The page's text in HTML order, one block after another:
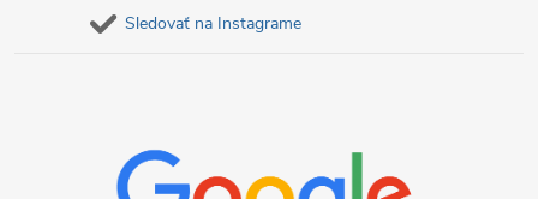
Sledovať na Instagrame